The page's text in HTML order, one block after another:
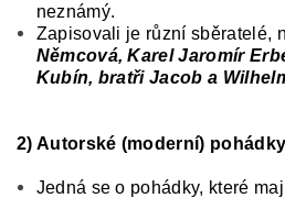
neznámý.
Zapisovali je různí sběratelé,
Němcová, Karel Jaromír
Kubín, bratři Jacob a
2) Autorské (moderní) pohádky
Jedná se o pohádky, které